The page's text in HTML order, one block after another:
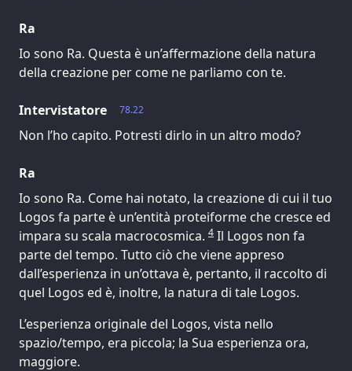
Ra
Io sono Ra. Questa è un’affermazione della natura
della creazione per come ne parliamo con te.
78.22
Intervistatore
Non l’ho capito. Potresti dirlo in un altro modo?
Ra
Io sono Ra. Come hai notato, la creazione di cui il tuo
Logos fa parte è un’entità proteiforme che cresce ed
impara su scala macrocosmica. 4 Il Logos non fa
parte del tempo. Tutto ciò che viene appreso
dall’esperienza in un’ottava è, pertanto, il raccolto di
quel Logos ed è, inoltre, la natura di tale Logos.
L’esperienza originale del Logos, vista nello
spazio/tempo, era piccola; la Sua esperienza ora,
maggiore.